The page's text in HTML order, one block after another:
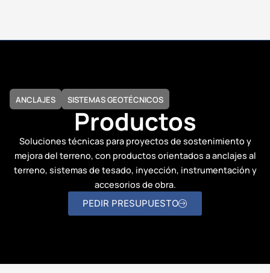
ANCLAJES SISTEMAS GEOTÉCNICOS
Productos
Soluciones técnicas para proyectos de sostenimiento y
mejora del terreno, con productos orientados a anclajes al
terreno, sistemas de tesado, inyección, instrumentación y
accesorios de obra.
PEDIR PRESUPUESTO